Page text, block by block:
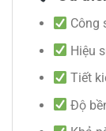
Công
Hiệu
Tiết
Độ